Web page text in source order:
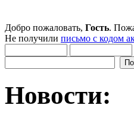
Добро пожаловать, Гость.
Не получили письмо с кодом
Новости: